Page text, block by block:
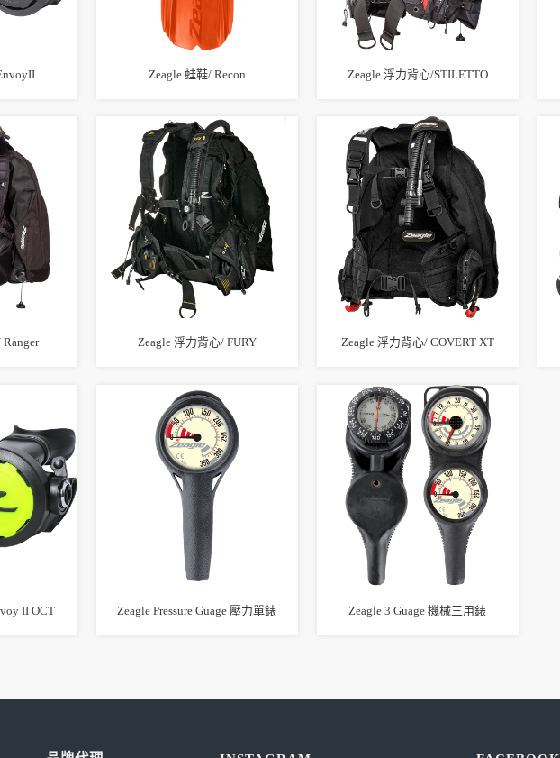
Zeagle 蛙鞋/ Recon Zeagle 浮力背心/STILETTO
Zeagle 浮力背心/ FURY Zeagle 浮力背心/ COVERT XT
II OCT Zeagle Pressure Guage 壓力單錶 Zeagle 3 Guage 機械三用錶